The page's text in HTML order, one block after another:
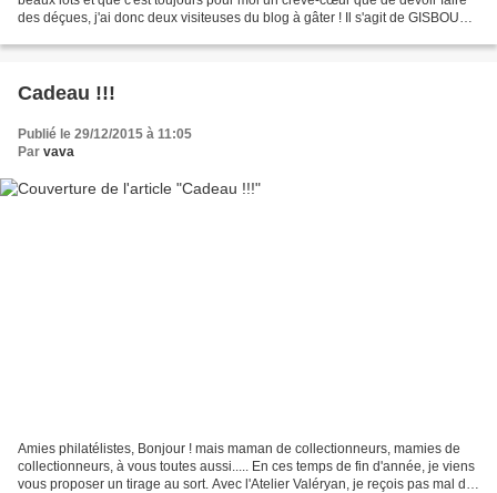
des déçues, j'ai donc deux visiteuses du blog à gâter ! Il s'agit de GISBOUTIS
Cadeau !!!
Publié le 29/12/2015 à 11:05
Par vava
Amies philatélistes, Bonjour ! mais maman de collectionneurs, mamies de
collectionneurs, à vous toutes aussi..... En ces temps de fin d'année, je viens
vous proposer un tirage au sort. Avec l'Atelier Valéryan, je reçois pas mal de